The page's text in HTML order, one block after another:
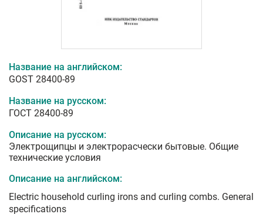
Название на английском:
GOST 28400-89
Название на русском:
ГОСТ 28400-89
Описание на русском:
Электрощипцы и электрорасчески бытовые. Общие
технические условия
Описание на английском:
Electric household curling irons and curling combs. General
specifications